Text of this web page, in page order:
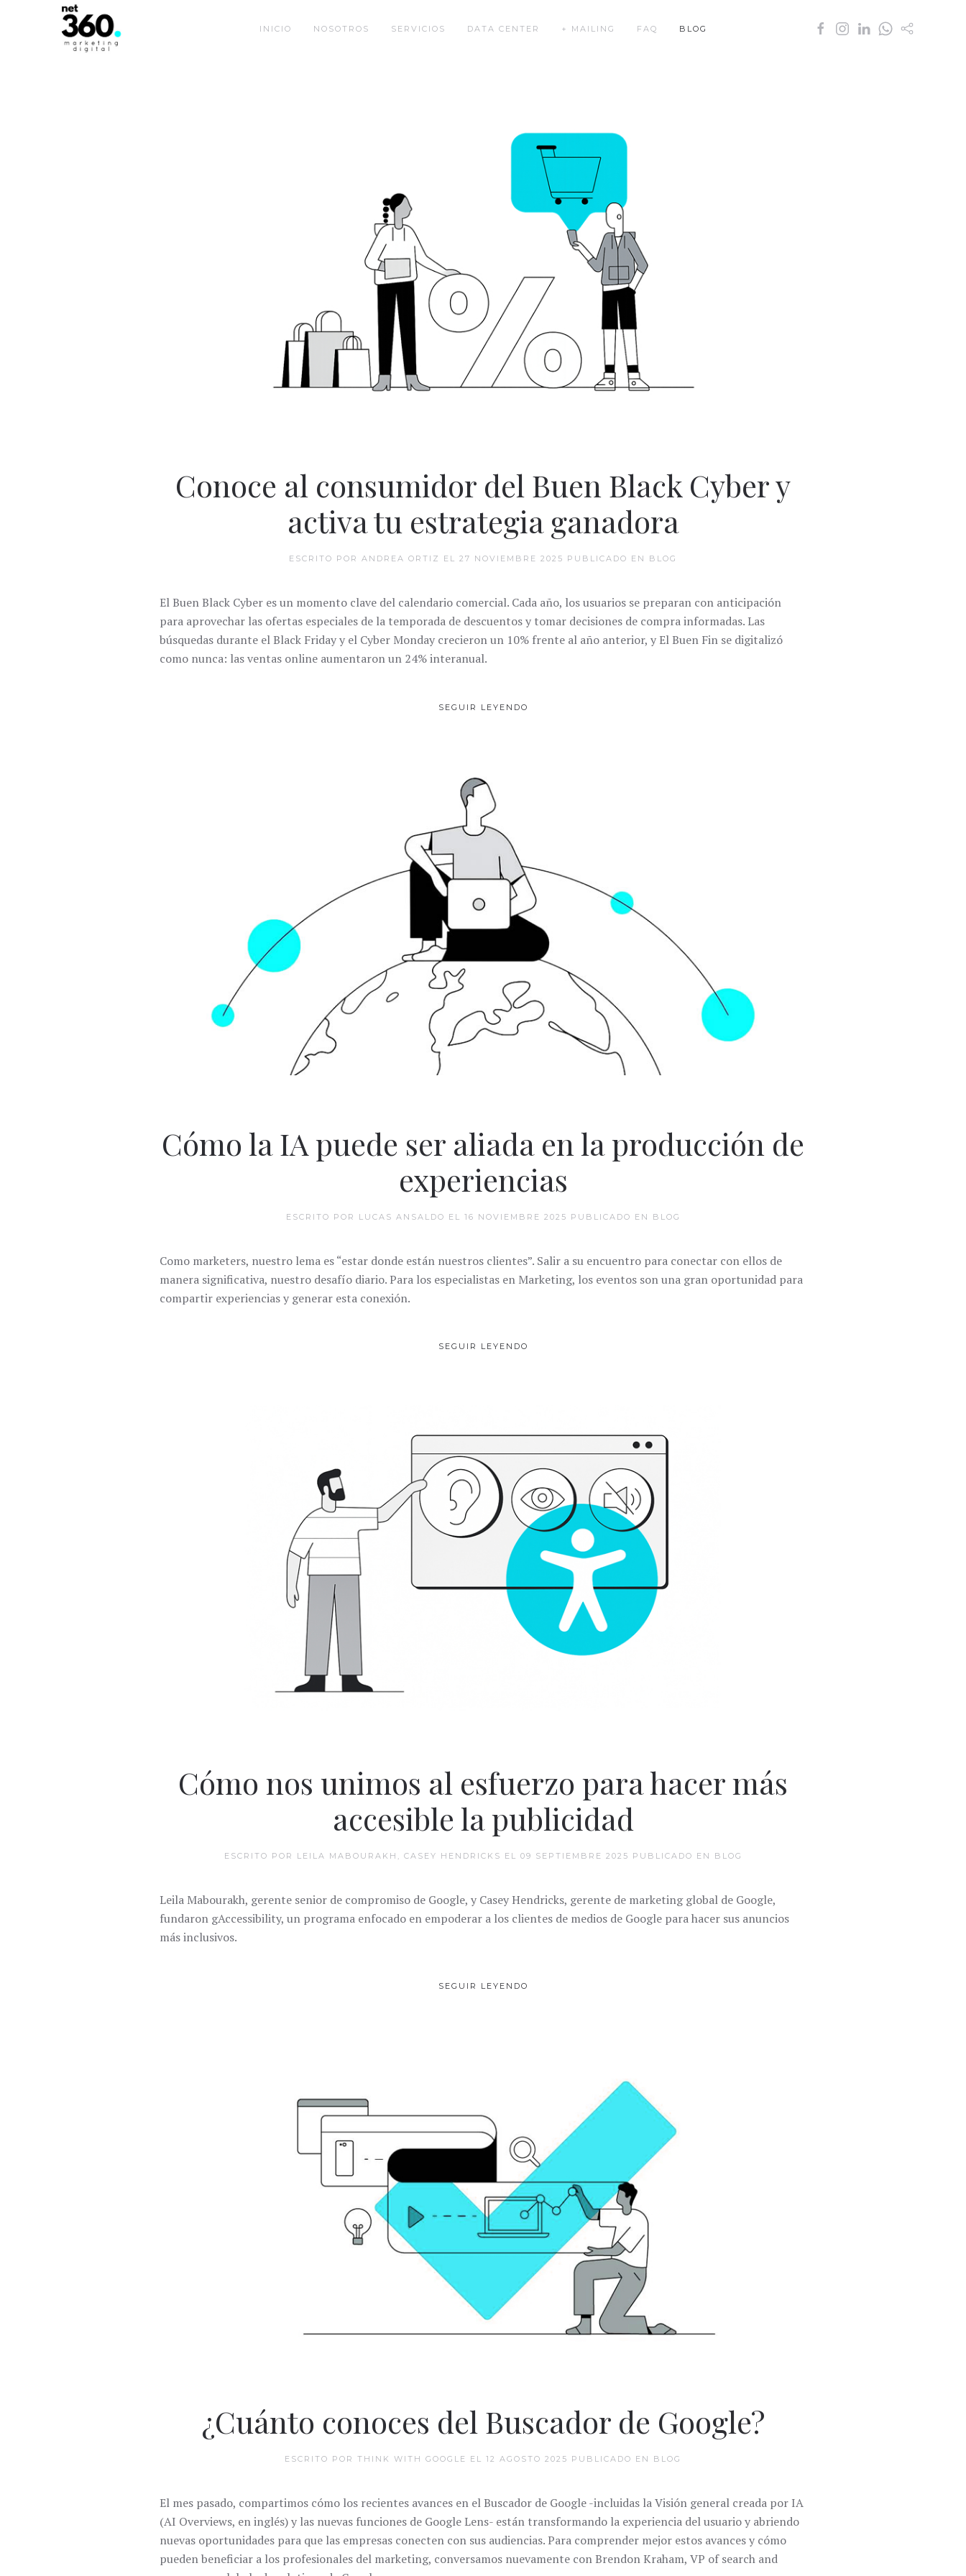
INICIO NOSOTROS SERVICIOS DATA CENTER + MAILING FAQ BLOG
Conoce al consumidor del Buen Black Cyber y
activa tu estrategia ganadora
ESCRITO POR ANDREA ORTIZ EL 27 NOVIEMBRE 2025 PUBLICADO EN BLOG
El Buen Black Cyber es un momento clave del calendario comercial. Cada año, los usuarios se preparan con anticipación
para aprovechar las ofertas especiales de la temporada de descuentos y tomar decisiones de compra informadas. Las
búsquedas durante el Black Friday y el Cyber Monday crecieron un 10% frente al año anterior, y El Buen Fin se digitalizó
como nunca: las ventas online aumentaron un 24% interanual.
SEGUIR LEYENDO
Cómo la IA puede ser aliada en la producción de
experiencias
ESCRITO POR LUCAS ANSALDO EL 16 NOVIEMBRE 2025 PUBLICADO EN BLOG
Como marketers, nuestro lema es “estar donde están nuestros clientes”. Salir a su encuentro para conectar con ellos de
manera significativa, nuestro desafío diario. Para los especialistas en Marketing, los eventos son una gran oportunidad para
compartir experiencias y generar esta conexión.
SEGUIR LEYENDO
Cómo nos unimos al esfuerzo para hacer más
accesible la publicidad
ESCRITO POR LEILA MABOURAKH, CASEY HENDRICKS EL 09 SEPTIEMBRE 2025 PUBLICADO EN BLOG
Leila Mabourakh, gerente senior de compromiso de Google, y Casey Hendricks, gerente de marketing global de Google,
fundaron gAccessibility, un programa enfocado en empoderar a los clientes de medios de Google para hacer sus anuncios
más inclusivos.
SEGUIR LEYENDO
¿Cuánto conoces del Buscador de Google?
ESCRITO POR THINK WITH GOOGLE EL 12 AGOSTO 2025 PUBLICADO EN BLOG
El mes pasado, compartimos cómo los recientes avances en el Buscador de Google -incluidas la Visión general creada por IA
(AI Overviews, en inglés) y las nuevas funciones de Google Lens- están transformando la experiencia del usuario y abriendo
nuevas oportunidades para que las empresas conecten con sus audiencias. Para comprender mejor estos avances y cómo
pueden beneficiar a los profesionales del marketing, conversamos nuevamente con Brendon Kraham, VP of search and